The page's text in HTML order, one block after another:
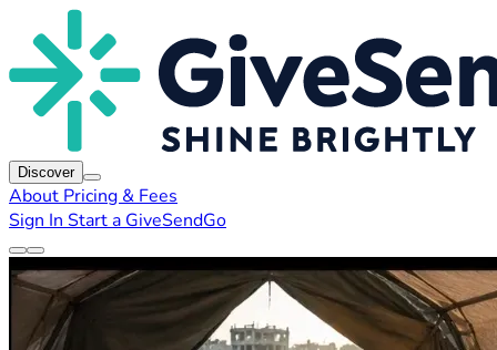
Discover
About Pricing & Fees
Sign In Start a GiveSendGo